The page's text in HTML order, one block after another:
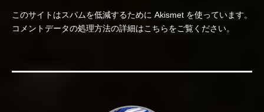
このサイトはスパムを低減するために Akismet を使っています。
コメントデータの処理方法の詳細はこちらをご覧ください。